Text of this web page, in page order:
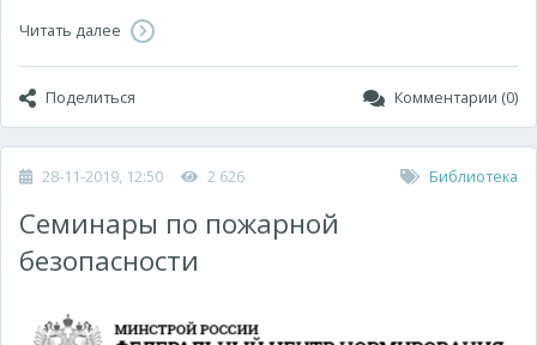
Читать далее
Поделиться Комментарии (0)
28-11-2019, 12:50 2 626 Библиотека
Семинары по пожарной
безопасности